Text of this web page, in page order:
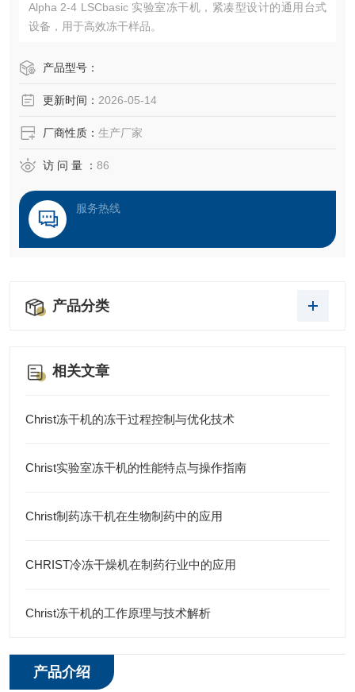
Alpha 2-4 LSCbasic 实验室冻干机，紧凑型设计的通用台式
设备，用于高效冻干样品。
产品型号：
更新时间： 2026-05-14
厂商性质： 生产厂家
访 问 量 ： 86
服务热线
产品分类
相关文章
Christ冻干机的冻干过程控制与优化技术
Christ实验室冻干机的性能特点与操作指南
Christ制药冻干机在生物制药中的应用
CHRIST冷冻干燥机在制药行业中的应用
Christ冻干机的工作原理与技术解析
产品介绍